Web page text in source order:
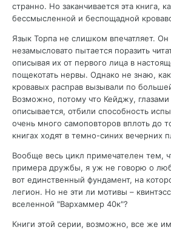
странно. Но заканчивается эта книга,
бессмысленной и беспощадной
Язык Торпа не слишком впечатляет. Он
незамысловато пытается поразить
описывая их от первого лица в
пощекотать нервы. Однако не знаю,
кровавых расправ вызывали по
Возможно, потому что Кейджу, глазами
описывается, отбили способность
очень много самоповторов вплоть до
книгах ходят в темно-синих вечерних
Вообще весь цикл примечателен тем,
примера дружбы, я уж не говорю о
вот единственный фундамент, на
легион. Но не эти ли мотивы –
вселенной "Вархаммер 40к"?
Книги этой серии, возможно, все же